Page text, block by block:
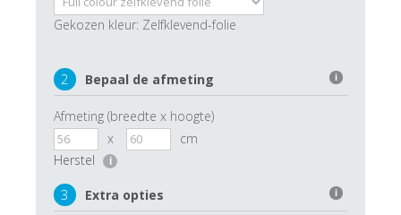
Gekozen kleur: Zelfklevend-folie
2 Bepaal de afmeting i
Afmeting (breedte x hoogte)
x
cm
Herstel
i
3 Extra opties i